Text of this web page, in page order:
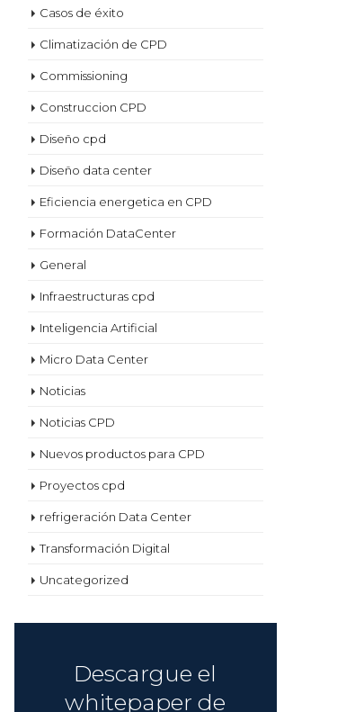
Casos de éxito
Climatización de CPD
Commissioning
Construccion CPD
Diseño cpd
Diseño data center
Eficiencia energetica en CPD
Formación DataCenter
General
Infraestructuras cpd
Inteligencia Artificial
Micro Data Center
Noticias
Noticias CPD
Nuevos productos para CPD
Proyectos cpd
refrigeración Data Center
Transformación Digital
Uncategorized
Descargue el
whitepaper de